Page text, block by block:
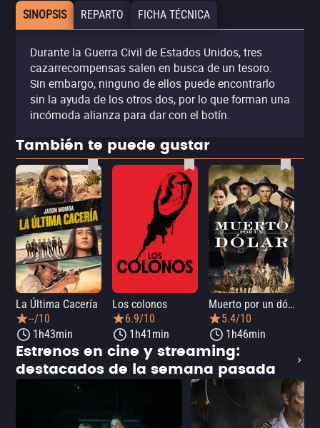
SINOPSIS REPARTO FICHA TÉCNICA
Durante la Guerra Civil de Estados Unidos, tres
cazarrecompensas salen en busca de un tesoro.
Sin embargo, ninguno de ellos puede encontrarlo
sin la ayuda de los otros dos, por lo que forman una
incómoda alianza para dar con el botín.
También te puede gustar
La Última Cacería
--/10
1h43min
Los colonos
6.9/10
1h41min
Muerto por un dólar
5.4/10
1h46min
Estrenos en cine y streaming:
destacados de la semana pasada